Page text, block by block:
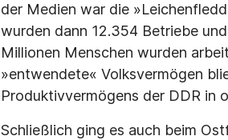
der Medien war die
wurden dann 12.354 Betriebe
Millionen Menschen wurden
»entwendete« Volksvermögen
Produktivvermögens der DDR in
Schließlich ging es auch beim